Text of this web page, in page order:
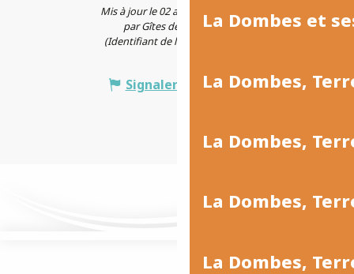
La Dombes et
La Dombes,
La Dombes,
La Dombes,
La Dombes,
Mis à jour le 02 août 2026 à 07:43
par Gîtes de France Ain
(Identifiant de l'offre :
Signaler une erreur